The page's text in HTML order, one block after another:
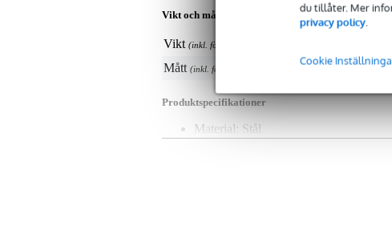
du tillåter. Mer
privacy policy.
Cookie
Vikt och mått inkluderar förpackning
Vikt (inkl. förpackning)
Mått (inkl. förpackning) 1,3 x 1,1
Produktspecifikationer
Material: Stål
beläggning: Galvaniserad